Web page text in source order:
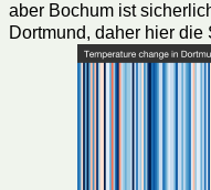
aber Bochum ist
Dortmund, daher hier die